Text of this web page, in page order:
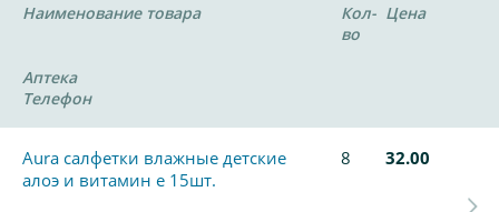
Наименование товара
Кол-
во
Цена
Аптека
Телефон
Aura салфетки влажные детские
алоэ и витамин е 15шт.
8 32.00